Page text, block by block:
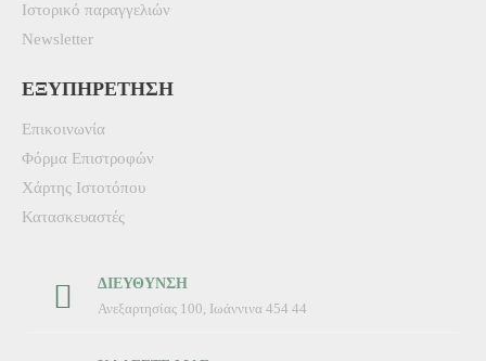
Ιστορικό παραγγελιών
Newsletter
ΕΞΥΠΗΡΈΤΗΣΗ
Επικοινωνία
Φόρμα Επιστροφών
Χάρτης Ιστοτόπου
Κατασκευαστές
ΔΙΕΎΘΥΝΣΗ
Ανεξαρτησίας 100, Ιωάννινα 454 44